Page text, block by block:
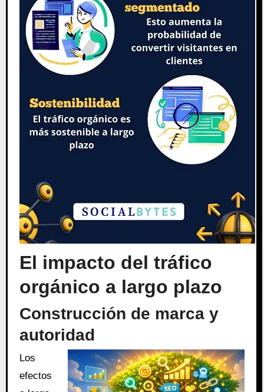
El impacto del tráfico
orgánico a largo plazo
Construcción de marca y
autoridad
Los
efectos